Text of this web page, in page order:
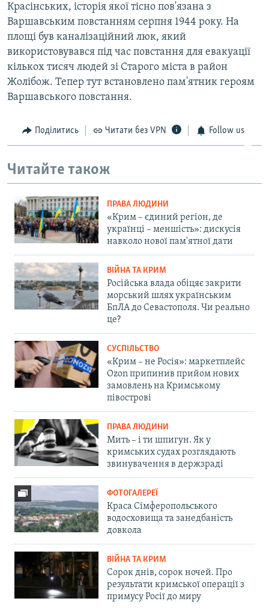
Красінських, історія якої тісно пов'язана з
Варшавським повстанням серпня 1944 року. На
площі був каналізаційний люк, який
використовувався під час повстання для евакуації
кількох тисяч людей зі Старого міста в район
Жолібож. Тепер тут встановлено пам'ятник героям
Варшавського повстання.
Поділитись Читати без VPN Follow us
Читайте також
ПРАВА ЛЮДИНИ
«Крим – єдиний регіон, де
українці – меншість»: дискусія
навколо нової пам'ятної дати
ВІЙНА ТА КРИМ
Російська влада обіцяє закрити
морський шлях українським
БпЛА до Севастополя. Чи реально
це?
СУСПІЛЬСТВО
«Крим – не Росія»: маркетплейс
Ozon припинив прийом нових
замовлень на Кримському
півострові
ПРАВА ЛЮДИНИ
Мить – і ти шпигун. Як у
кримських судах розглядають
звинувачення в держзраді
ФОТОГАЛЕРЕЇ
Краса Сімферопольського
водосховища та занедбаність
довкола
ВІЙНА ТА КРИМ
Сорок днів, сорок ночей. Про
результати кримської операції з
примусу Росії до миру